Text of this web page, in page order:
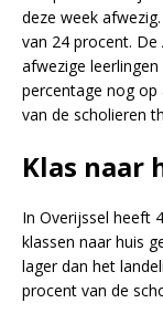
deze week
van 24 procent. De
afwezige
percentage nog
van de scholieren
Klas naar
In Overijssel heeft
klassen naar huis
lager dan het
procent van de